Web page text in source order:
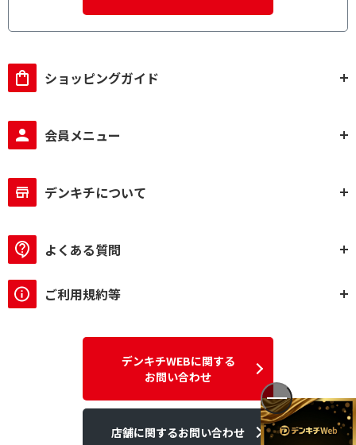
ショッピングガイド
会員メニュー
デンキチについて
よくある質問
ご利用規約等
デンキチWEBに関する
お問い合わせ
店舗に関するお問い合わせ